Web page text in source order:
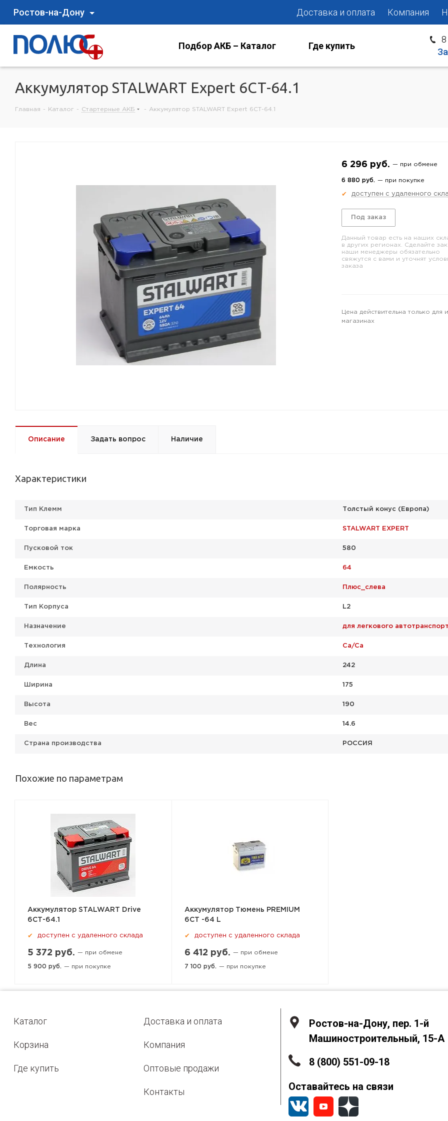
Ростов-на-Дону Доставка и оплата Компания
Подбор АКБ – Каталог Где купить
Аккумулятор STALWART Expert 6СТ-64.1
Главная - Каталог - Стартерные АКБ - Аккумулятор STALWART Expert 6СТ-64.1
6 296 руб. — при обмене
6 880 руб. — при покупке
✔ доступен с удаленного
Под заказ
Данный товар есть на наших
в других регионах. Сделайте
наши менеджеры обязательно
свяжутся с вами и уточнят
заказа
Цена действительна только
магазинах
Описание Задать вопрос Наличие
Характеристики
Тип Клемм Толстый конус (Европа)
Торговая марка STALWART EXPERT
Пусковой ток 580
Емкость 64
Полярность Плюс_слева
Тип Корпуса L2
Назначение для легкового
Технология Ca/Ca
Длина 242
Ширина 175
Высота 190
Вес 14.6
Страна производства РОССИЯ
Похожие по параметрам
Аккумулятор STALWART Drive
6СТ-64.1
✔ доступен с удаленного склада
5 372 руб. — при обмене
5 900 руб. — при покупке
Аккумулятор Тюмень PREMIUM
6СТ -64 L
✔ доступен с удаленного склада
6 412 руб. — при обмене
7 100 руб. — при покупке
Каталог
Корзина
Где купить
Доставка и оплата
Компания
Оптовые продажи
Контакты
Ростов-на-Дону, пер. 1-й
Машиностроительный, 15-А
8 (800) 551-09-18
Оставайтесь на связи